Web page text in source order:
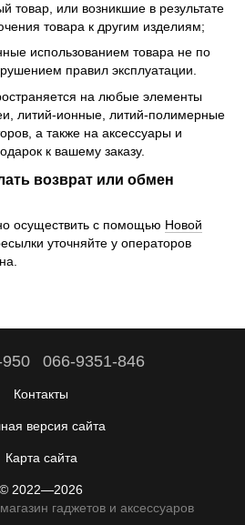
товар, или возникшие в результате
товара к другим изделиям;
использованием товара не по
правил эксплуатации.
на любые элементы
литий-ионные, литий-полимерные
а также на аксессуары и
к вашему заказу.
возврат или обмен
осуществить с помощью Новой
уточняйте у операторов
066-9351-846
Контакты
версия сайта
Карта сайта
© 2022—2026
гаджетов и аксессуаров